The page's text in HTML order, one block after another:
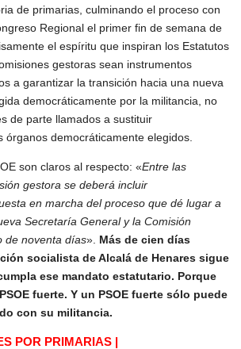
de primarias, culminando el proceso con
Regional el primer fin de semana de
el espíritu que inspiran los Estatutos
gestoras sean instrumentos
a garantizar la transición hacia una nueva
democráticamente por la militancia, no
de parte llamados a sustituir
órganos democráticamente elegidos.
son claros al respecto: «Entre las
gestora se deberá incluir
en marcha del proceso que dé lugar a
Secretaría General y la Comisión
de noventa días». Más de cien días
socialista de Alcalá de Henares sigue
ese mandato estatutario. Porque
fuerte. Y un PSOE fuerte sólo puede
con su militancia.